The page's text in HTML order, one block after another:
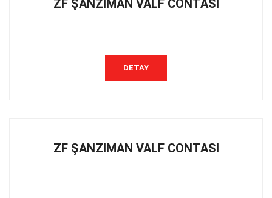
ZF ŞANZIMAN VALF CONTASI
DETAY
ZF ŞANZIMAN VALF CONTASI